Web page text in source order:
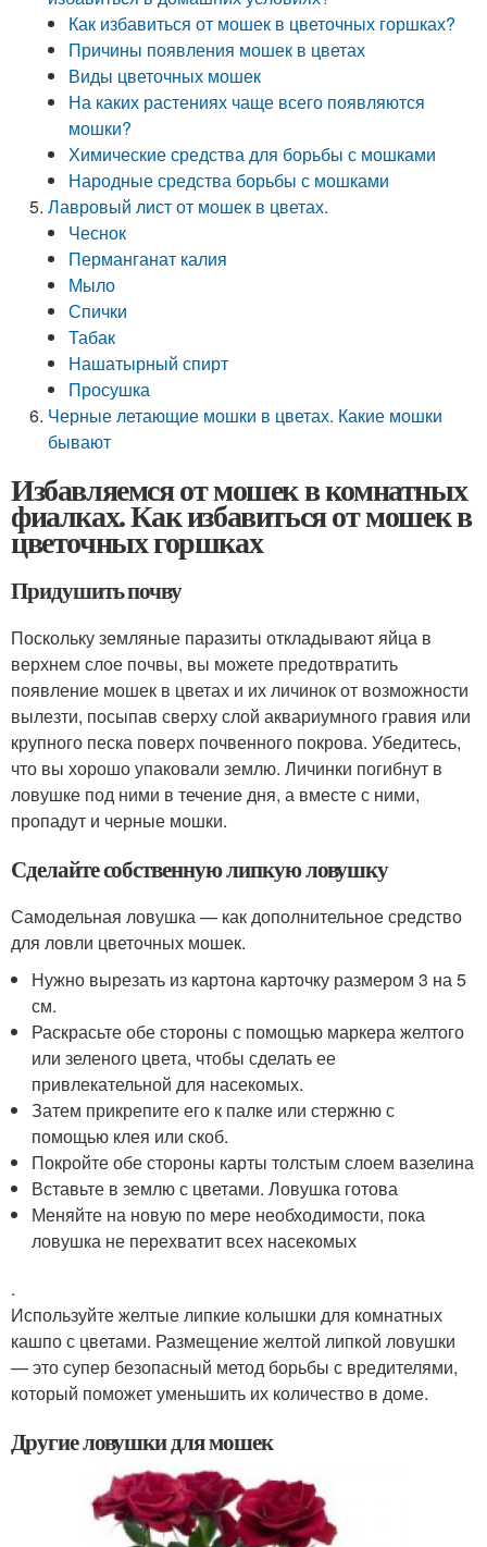
Как избавиться от мошек в цветочных горшках?
Причины появления мошек в цветах
Виды цветочных мошек
На каких растениях чаще всего появляются
мошки?
Химические средства для борьбы с мошками
Народные средства борьбы с мошками
Лавровый лист от мошек в цветах.
Чеснок
Перманганат калия
Мыло
Спички
Табак
Нашатырный спирт
Просушка
Черные летающие мошки в цветах. Какие мошки
бывают
Избавляемся от мошек в комнатных
фиалках. Как избавиться от мошек в
цветочных горшках
Придушить почву
Поскольку земляные паразиты откладывают яйца в
верхнем слое почвы, вы можете предотвратить
появление мошек в цветах и их личинок от возможности
вылезти, посыпав сверху слой аквариумного гравия или
крупного песка поверх почвенного покрова. Убедитесь,
что вы хорошо упаковали землю. Личинки погибнут в
ловушке под ними в течение дня, а вместе с ними,
пропадут и черные мошки.
Сделайте собственную липкую ловушку
Самодельная ловушка — как дополнительное средство
для ловли цветочных мошек.
Нужно вырезать из картона карточку размером 3 на 5
см.
Раскрасьте обе стороны с помощью маркера желтого
или зеленого цвета, чтобы сделать ее
привлекательной для насекомых.
Затем прикрепите его к палке или стержню с
помощью клея или скоб.
Покройте обе стороны карты толстым слоем вазелина
Вставьте в землю с цветами. Ловушка готова
Меняйте на новую по мере необходимости, пока
ловушка не перехватит всех насекомых
.
Используйте желтые липкие колышки для комнатных
кашпо с цветами. Размещение желтой липкой ловушки
— это супер безопасный метод борьбы с вредителями,
который поможет уменьшить их количество в доме.
Другие ловушки для мошек